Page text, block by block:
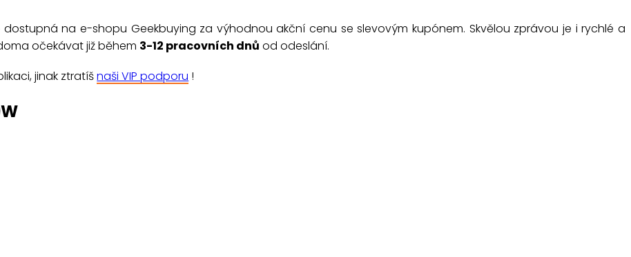
na e-shopu Geekbuying za výhodnou akční cenu se slevovým kupónem. Skvělou zprávou je i rychlé a
očekávat již během 3-12 pracovních dnů od odeslání.
jinak ztratíšnaši VIP podporu !